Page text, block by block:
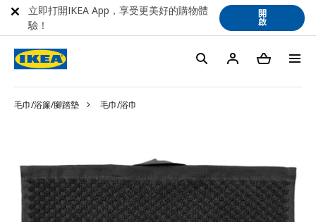
毛巾/浴簾/腳踏墊 毛巾/浴巾
立即打開IKEA App，享受更美好的購物體
驗！
開
啟